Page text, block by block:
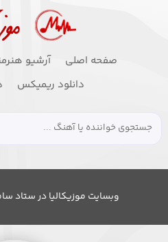
صفحه اصلی آرشیو
دانلود ریمیکس
وبسایت موزیکالیا در ستاد